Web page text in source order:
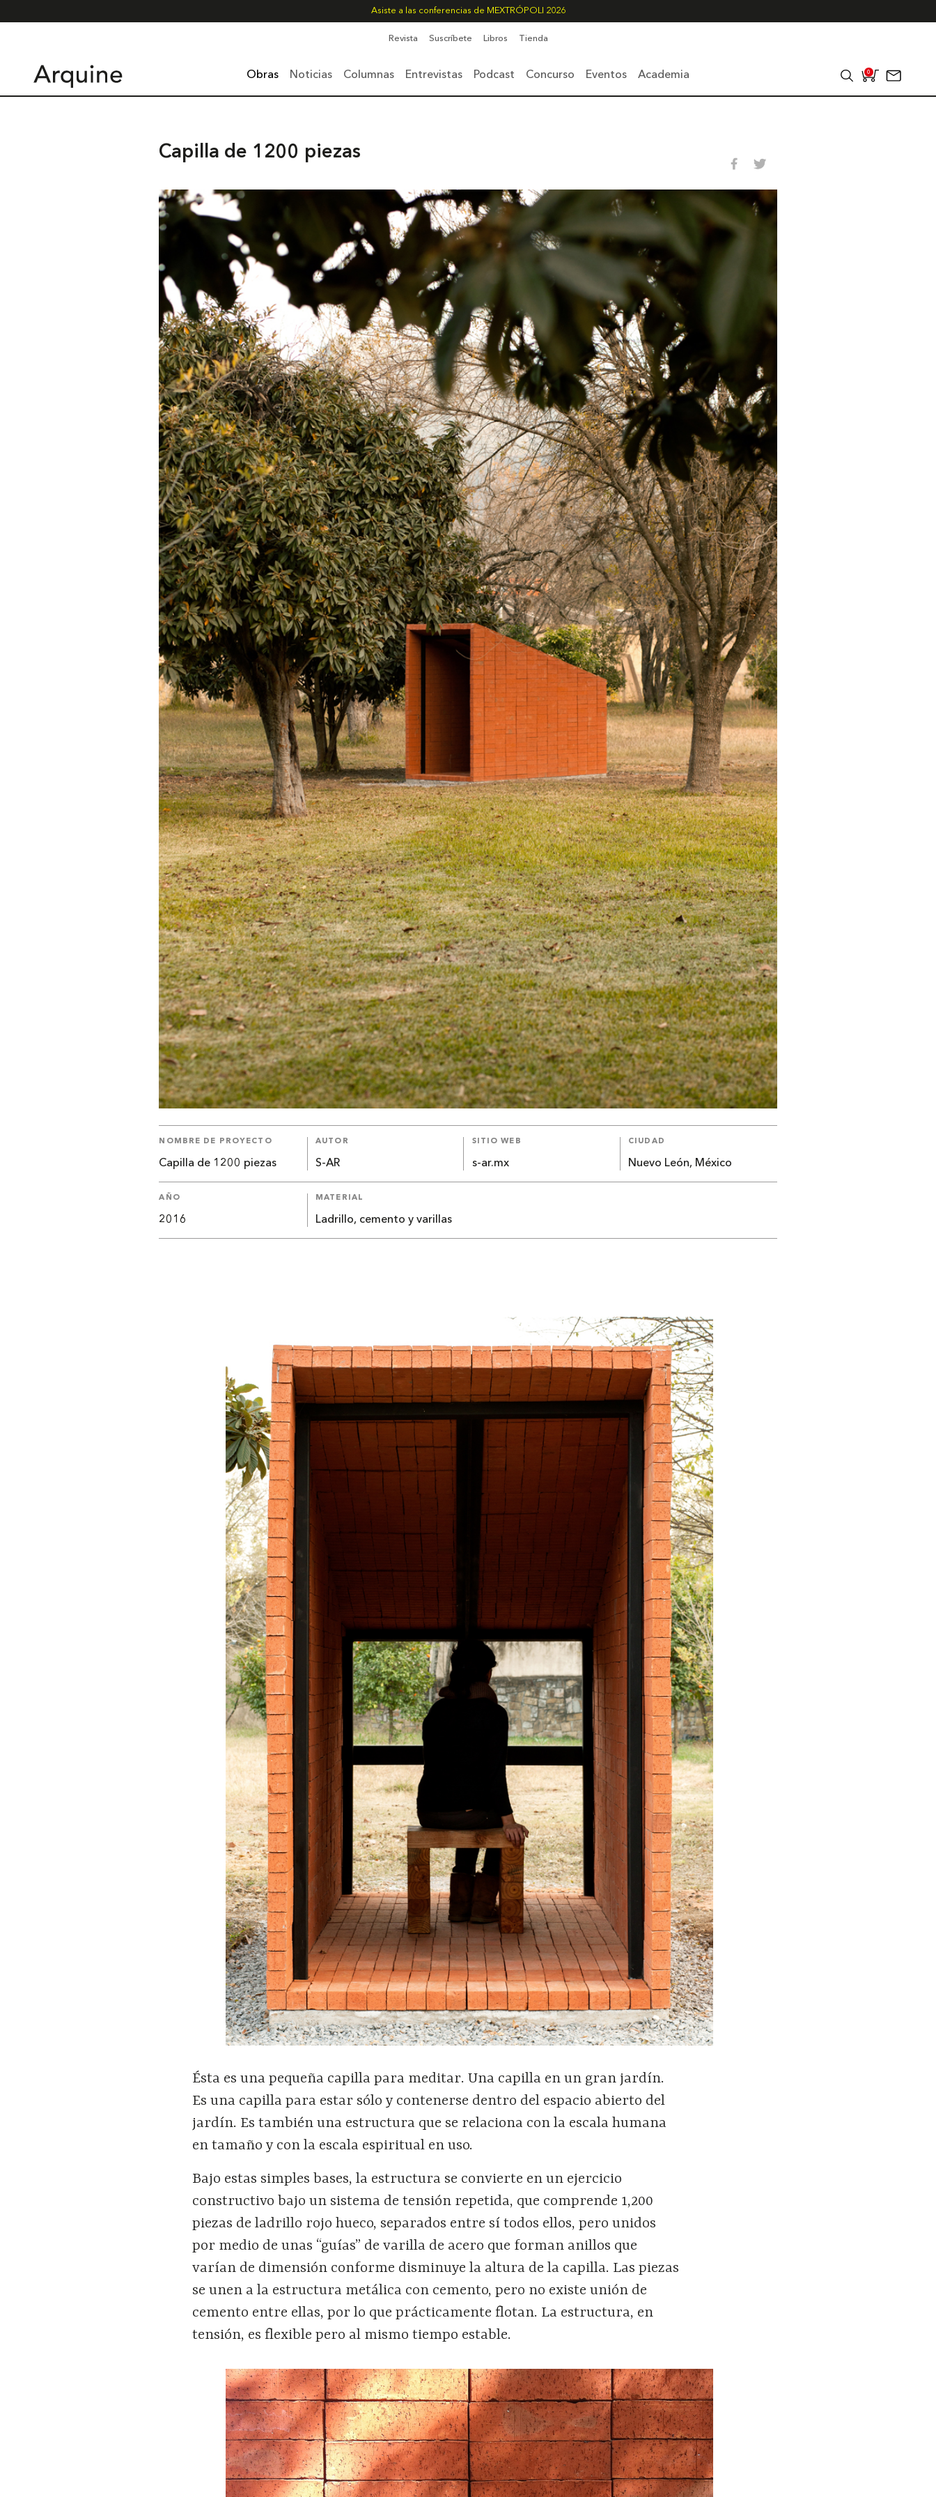
Asiste a las conferencias de MEXTRÓPOLI 2026
Revista Suscríbete Libros Tienda
Obras Noticias Columnas Entrevistas Podcast Concurso Eventos Academia 0
Capilla de 1200 piezas
NOMBRE DE PROYECTO
Capilla de 1200 piezas
AUTOR
S-AR
SITIO WEB
s-ar.mx
CIUDAD
Nuevo León, México
AÑO
2016
MATERIAL
Ladrillo, cemento y varillas
Ésta es una pequeña capilla para meditar. Una capilla en un gran jardín.
Es una capilla para estar sólo y contenerse dentro del espacio abierto del
jardín. Es también una estructura que se relaciona con la escala humana
en tamaño y con la escala espiritual en uso.
Bajo estas simples bases, la estructura se convierte en un ejercicio
constructivo bajo un sistema de tensión repetida, que comprende 1,200
piezas de ladrillo rojo hueco, separados entre sí todos ellos, pero unidos
por medio de unas “guías” de varilla de acero que forman anillos que
varían de dimensión conforme disminuye la altura de la capilla. Las piezas
se unen a la estructura metálica con cemento, pero no existe unión de
cemento entre ellas, por lo que prácticamente flotan. La estructura, en
tensión, es flexible pero al mismo tiempo estable.